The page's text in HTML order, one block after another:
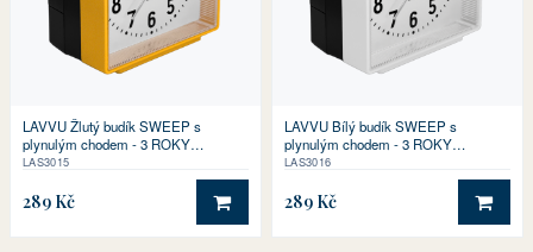
LAVVU Žlutý budík SWEEP s
plynulým chodem - 3 ROKY
ZÁRUKA!
LAS3015
289 Kč DO KOŠÍKU
LAVVU Bílý budík SWEEP s
plynulým chodem - 3 ROKY
ZÁRUKA!
LAS3016
289 Kč DO